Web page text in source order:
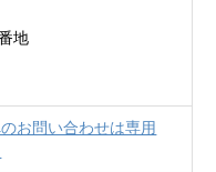
地
お問い合わせは専用